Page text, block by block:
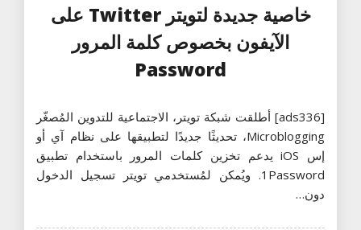
خاصية جديدة لتويتر Twitter على
الآيفون بخصوص كلمة المرور
Password
[ads336] أطلقت شبكة تويتر، الاجتماعية للتدوين المُصغّر
Microblogging، تحديثًا جديدًا لتطبيقها على نظام آي أو
إس iOS يدعم تخزين كلمات المرور باستخدام تطبيق
1Password. ويُمكن لمُستخدمي تويتر تسجيل الدخول
دون…